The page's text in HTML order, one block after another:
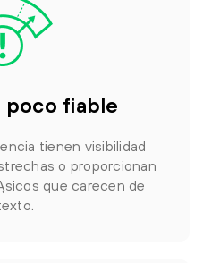
poco fiable
tienen visibilidad
o proporcionan
que carecen de